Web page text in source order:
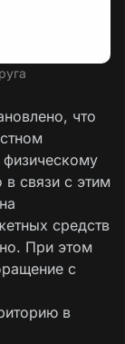
что
связи с этим
средств
При этом
с
в